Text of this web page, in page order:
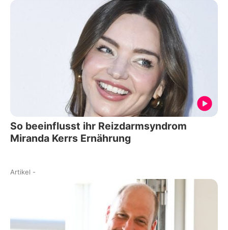
So beeinflusst ihr Reizdarmsyndrom
Miranda Kerrs Ernährung
Artikel -